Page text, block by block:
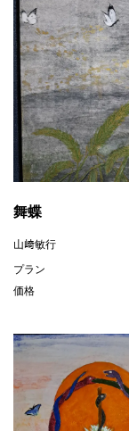
舞蝶
山﨑敏行
プラン
価格